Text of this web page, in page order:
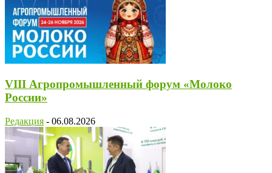
VIII Агропромышленный форум «Молоко
России»
Редакция - 06.08.2026